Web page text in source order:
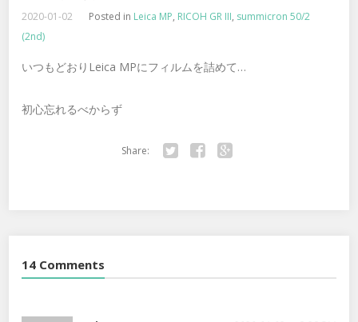
2020-01-02 Posted in Leica MP, RICOH GR III, summicron 50/2
(2nd)
いつもどおりLeica MPにフィルムを詰めて…
初心忘れるべからず
Share:
14 Comments